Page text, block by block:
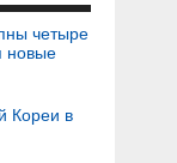
четыре
новые
Кореи в